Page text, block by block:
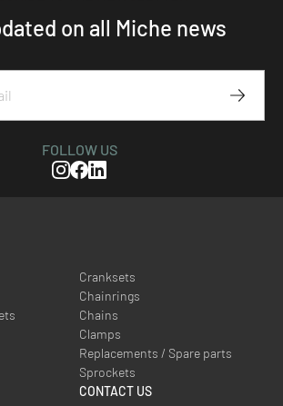
on all Miche news
FOLLOW US
Instagram
Facebook
Linkedin
Cranksets
Chainrings
Chains
Clamps
Replacements / Spare parts
Sprockets
CONTACT US